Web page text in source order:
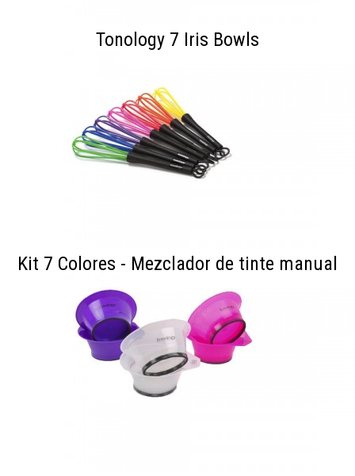
Al enviar este formulario estás aceptando nuestro
así como nuestrapolítica de privacidad.
ENVIAR
Tonology 7 Iris Bowls
Kit 7 Colores - Mezclador de tinte manual